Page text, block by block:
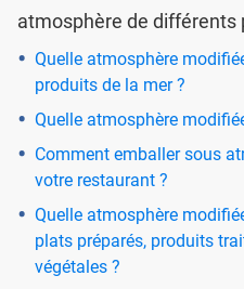
atmosphère de
Quelle atmosphère
produits de la mer ?
Quelle atmosphère
Comment emballer sous
votre restaurant ?
Quelle atmosphère
plats préparés, produits
végétales ?